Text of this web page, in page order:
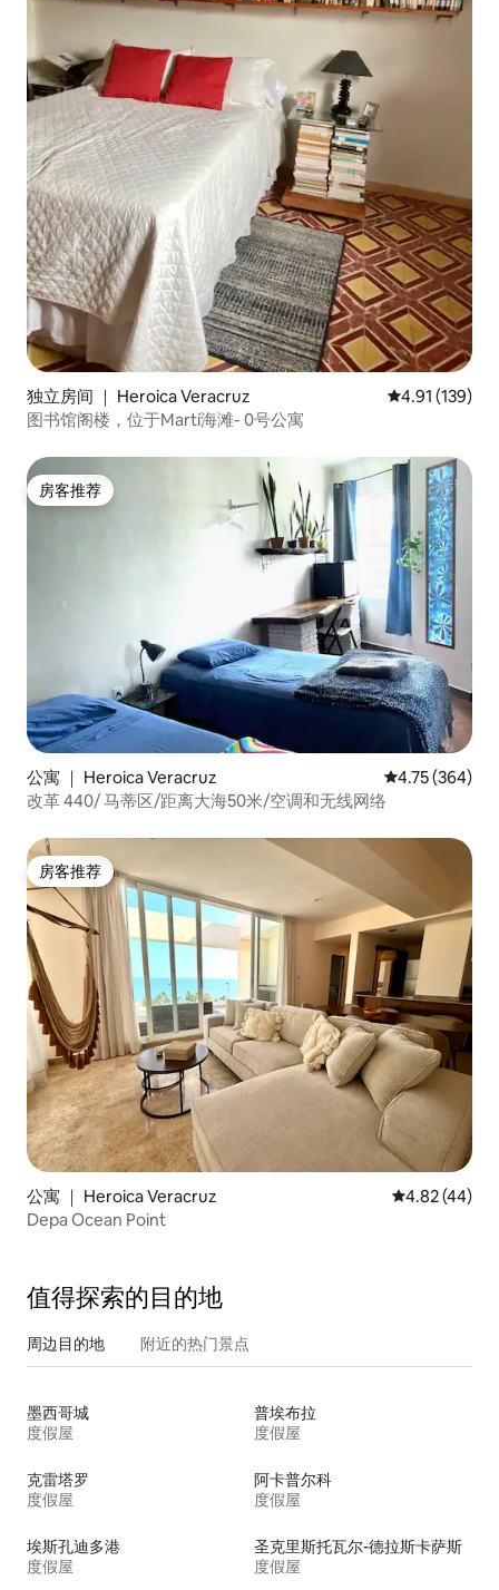
独立房间 ｜ Heroica Veracruz 平均评分 4.91
4.91 (139)
图书馆阁楼，位于Martí海滩- 0号公寓
房客推荐
房客推荐
公寓 ｜ Heroica Veracruz 平均评分 4.75
4.75 (364)
改革 440/ 马蒂区/距离大海50米/空调和无线网络
房客推荐
房客推荐
公寓 ｜ Heroica Veracruz 平均评分
4.82 (44)
Depa Ocean Point
值得探索的目的地
周边目的地 附近的热门景点
墨西哥城
度假屋
普埃布拉
度假屋
克雷塔罗
度假屋
阿卡普尔科
度假屋
埃斯孔迪多港
度假屋
圣克里斯托瓦尔-德拉斯卡萨斯
度假屋